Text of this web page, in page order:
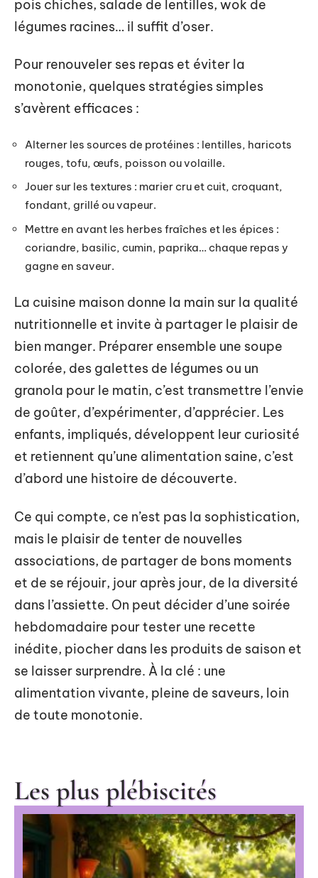
pois chiches, salade de lentilles, wok de
légumes racines… il suffit d’oser.
Pour renouveler ses repas et éviter la
monotonie, quelques stratégies simples
s’avèrent efficaces :
Alterner les sources de protéines : lentilles, haricots
rouges, tofu, œufs, poisson ou volaille.
Jouer sur les textures : marier cru et cuit, croquant,
fondant, grillé ou vapeur.
Mettre en avant les herbes fraîches et les épices :
coriandre, basilic, cumin, paprika… chaque repas y
gagne en saveur.
La cuisine maison donne la main sur la qualité
nutritionnelle et invite à partager le plaisir de
bien manger. Préparer ensemble une soupe
colorée, des galettes de légumes ou un
granola pour le matin, c’est transmettre l’envie
de goûter, d’expérimenter, d’apprécier. Les
enfants, impliqués, développent leur curiosité
et retiennent qu’une alimentation saine, c’est
d’abord une histoire de découverte.
Ce qui compte, ce n’est pas la sophistication,
mais le plaisir de tenter de nouvelles
associations, de partager de bons moments
et de se réjouir, jour après jour, de la diversité
dans l’assiette. On peut décider d’une soirée
hebdomadaire pour tester une recette
inédite, piocher dans les produits de saison et
se laisser surprendre. À la clé : une
alimentation vivante, pleine de saveurs, loin
de toute monotonie.
Les plus plébiscités